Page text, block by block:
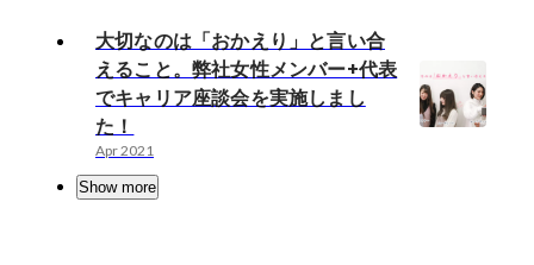
大切なのは「おかえり」と言い合
えること。弊社女性メンバー+代表
でキャリア座談会を実施しまし
た！
Apr 2021
Show more